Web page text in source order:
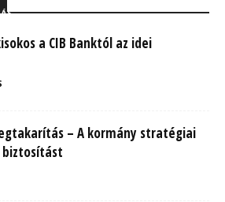
a CIB Banktól az idei
– A kormány stratégiai